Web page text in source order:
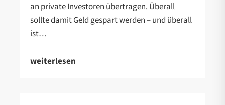
an private Investoren übertragen. Überall
sollte damit Geld gespart werden – und überall
ist…
weiterlesen